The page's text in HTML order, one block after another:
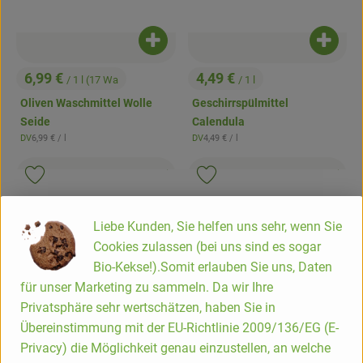
, Preis:
6,99 € / 1 l (17 Wa
Oliven Waschmittel Wolle
Seide
, Herkunft:
DV, Referenzpreis:
6,99 € / l
Produkt zum Warenkorb hinzufügen
, Preis:
4,49 € / 1 l
Geschirrspülmittel
Calendula
, Herkunft:
DV, Referenzpreis:
4,49 € / l
, Verband: ,
Liebe Kunden, Sie helfen uns sehr, wenn Sie
Cookies zulassen (bei uns sind es sogar
Bio-Kekse!).Somit erlauben Sie uns, Daten
für unser Marketing zu sammeln. Da wir Ihre
Privatsphäre sehr wertschätzen, haben Sie in
Übereinstimmung mit der EU-Richtlinie 2009/136/EG (E-
Privacy) die Möglichkeit genau einzustellen, an welche